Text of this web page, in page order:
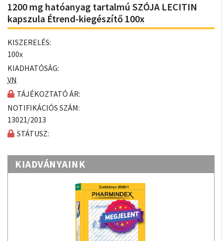
1200 mg hatóanyag tartalmú SZÓJA LECITIN
kapszula Étrend-kiegészítő 100x
KISZERELÉS:
100x
KIADHATÓSÁG:
VN
TÁJÉKOZTATÓ ÁR:
NOTIFIKÁCIÓS SZÁM:
13021/2013
STÁTUSZ:
KIADVÁNYAINK